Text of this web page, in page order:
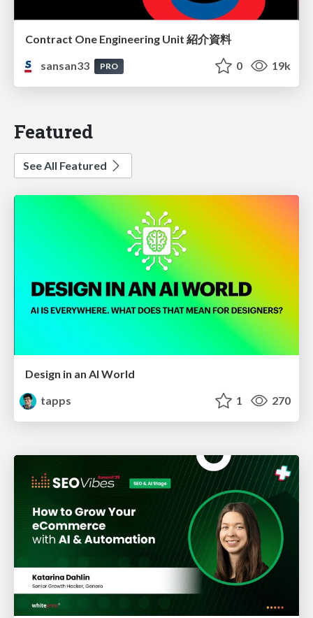
Contract One Engineering Unit 紹介資料
sansan33
PRO 0 19k
Featured
See All Featured
Design in an AI World
tapps
1 270